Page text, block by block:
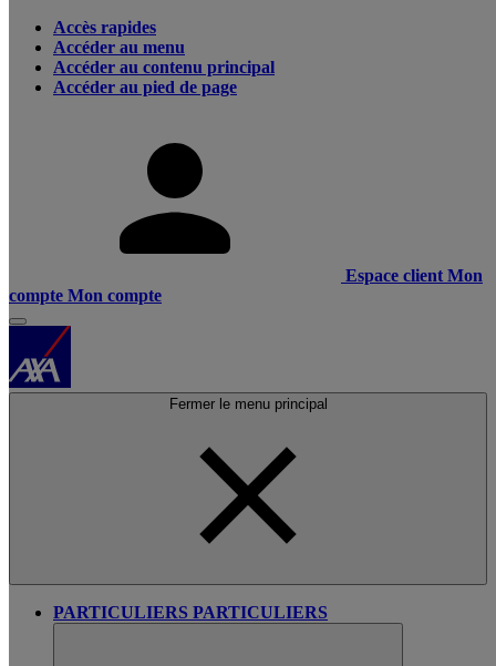
Accès rapides
Accéder au menu
Accéder au contenu principal
Accéder au pied de page
Espace client Mon
compte Mon compte
Fermer le menu principal
PARTICULIERS PARTICULIERS